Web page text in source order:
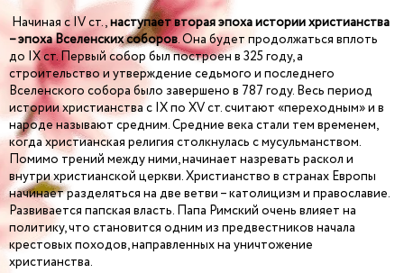
Начиная с IV ст.,наступает вторая эпоха истории христианства
– эпоха Вселенских соборов. Она будет продолжаться вплоть
до IX ст. Первый собор был построен в 325 году, а
строительство и утверждение седьмого и последнего
Вселенского собора было завершено в 787 году. Весь период
истории христианства с IX по XV ст. считают «переходным» и в
народе называют средним. Средние века стали тем временем,
когда христианская религия столкнулась с мусульманством.
Помимо трений между ними, начинает назревать раскол и
внутри христианской церкви. Христианство в странах Европы
начинает разделяться на две ветви – католицизм и православие.
Развивается папская власть. Папа Римский очень влияет на
политику, что становится одним из предвестников начала
крестовых походов, направленных на уничтожение
христианства.